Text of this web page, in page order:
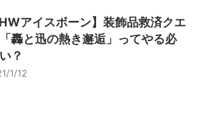
アイスボーン】装飾品救済クエ
轟と迅の熱き邂逅」ってやる必
？
1/12